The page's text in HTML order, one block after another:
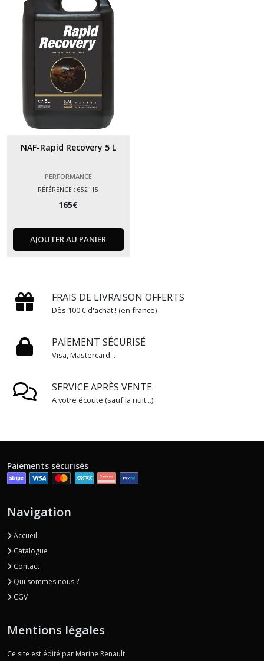
NAF-Rapid Recovery 5 L
PERFORMANCE
RÉFÉRENCE : 652115
165€
AJOUTER AU PANIER
FRAIS DE LIVRAISON OFFERTS
Dès 100 € d'achat ! (en france)
PAIEMENT SÉCURISÉ
Visa, Mastercard...
SERVICE APRÈS VENTE
A votre écoute (sauf la nuit...)
Digestion
Performance
(1)
(2)
Sabots
(11)
Soins
(4)
résultats
Paiements sécurisés
Navigation
Accueil
Catalogue
Contact
Qui sommes nous ?
CGV
Mentions légales
Ce site est édité par Marine Renault.